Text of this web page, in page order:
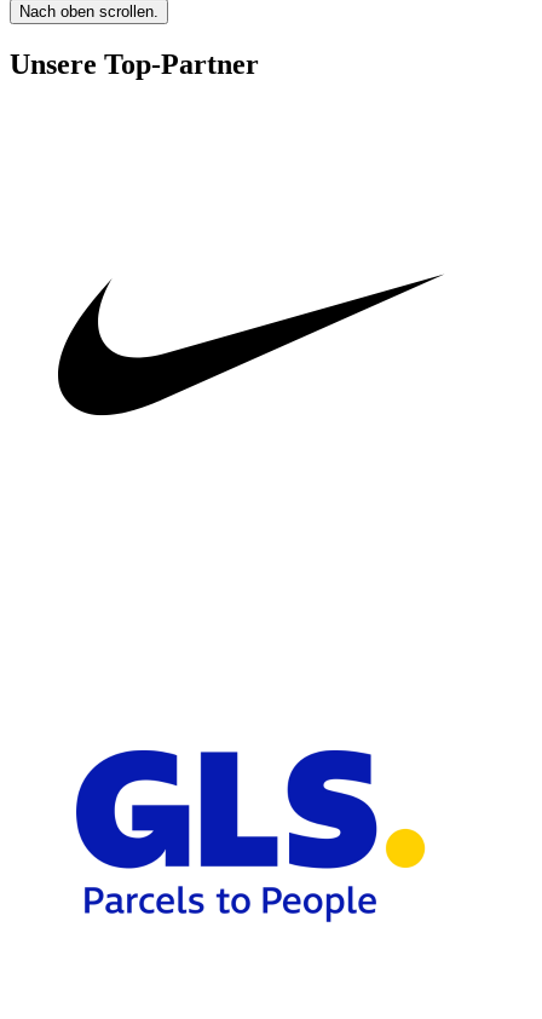
Nach oben scrollen.
Unsere Top-Partner